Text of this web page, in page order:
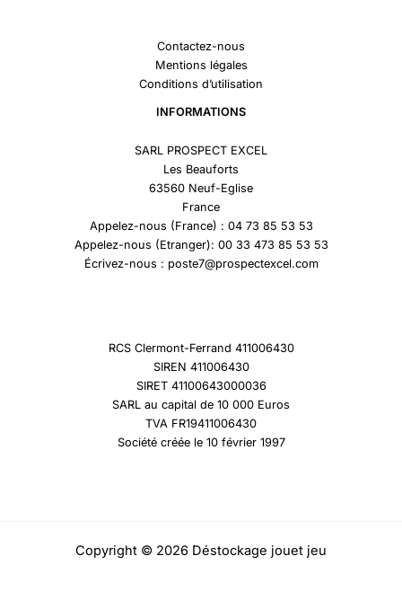
Contactez-nous
Mentions légales
Conditions d’utilisation
INFORMATIONS
SARL PROSPECT EXCEL
Les Beauforts
63560 Neuf-Eglise
France
Appelez-nous (France) : 04 73 85 53 53
Appelez-nous (Etranger): 00 33 473 85 53 53
Écrivez-nous : poste7@prospectexcel.com
RCS Clermont-Ferrand 411006430
SIREN 411006430
SIRET 41100643000036
SARL au capital de 10 000 Euros
TVA FR19411006430
Société créée le 10 février 1997
Copyright © 2026 Déstockage jouet jeu